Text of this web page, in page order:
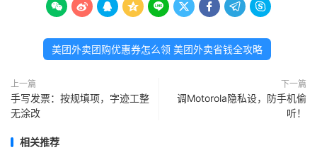
        
美团外卖团购优惠券怎么领 美团外卖省钱全攻略
上一篇
手写发票：按规填项，字迹工整
无涂改
下一篇
调Motorola隐私设，防手机偷
听！
相关推荐